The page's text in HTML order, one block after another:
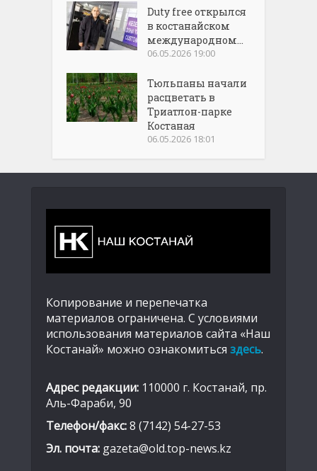
Duty free открылся
в костанайском
международном...
06.05.2026 19:00
Тюльпаны начали
расцветать в
Триатлон-парке
Костаная
06.05.2026 18:01
Копирование и перепечатка
материалов ограничена. С условиями
использования материалов сайта «Наш
Костанай» можно ознакомиться здесь.
Адрес редакции: 110000 г. Костанай, пр.
Аль-Фараби, 90
Телефон/факс:8 (7142) 54-27-53
Эл. почта: gazeta@old.top-news.kz